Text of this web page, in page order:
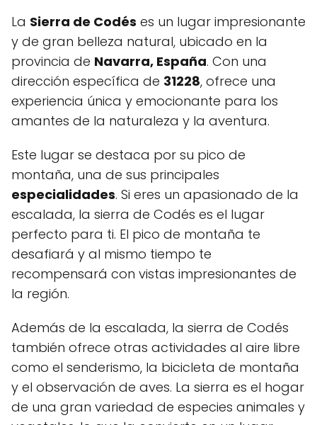
La Sierra de Codés es un lugar impresionante
y de gran belleza natural, ubicado en la
provincia de Navarra, España. Con una
dirección específica de 31228, ofrece una
experiencia única y emocionante para los
amantes de la naturaleza y la aventura.
Este lugar se destaca por su pico de
montaña, una de sus principales
especialidades. Si eres un apasionado de la
escalada, la sierra de Codés es el lugar
perfecto para ti. El pico de montaña te
desafiará y al mismo tiempo te
recompensará con vistas impresionantes de
la región.
Además de la escalada, la sierra de Codés
también ofrece otras actividades al aire libre
como el senderismo, la bicicleta de montaña
y el observación de aves. La sierra es el hogar
de una gran variedad de especies animales y